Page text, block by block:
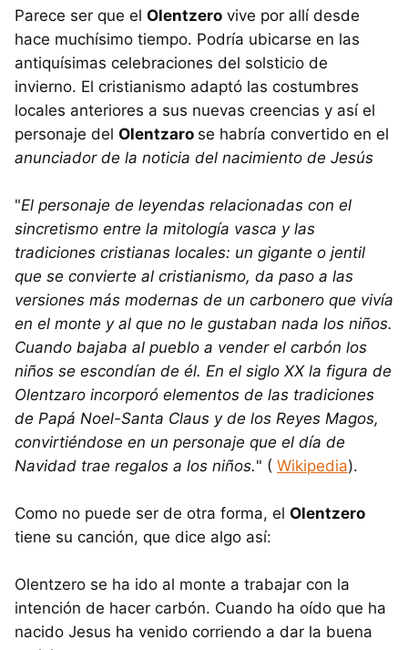
Parece ser que el Olentzero vive por allí desde
hace muchísimo tiempo. Podría ubicarse en las
antiquísimas celebraciones del solsticio de
invierno. El cristianismo adaptó las costumbres
locales anteriores a sus nuevas creencias y así el
personaje del Olentzaro se habría convertido en el
anunciador de la noticia del nacimiento de Jesús
"El personaje de leyendas relacionadas con el
sincretismo entre la mitología vasca y las
tradiciones cristianas locales: un gigante o jentil
que se convierte al cristianismo, da paso a las
versiones más modernas de un carbonero que vivía
en el monte y al que no le gustaban nada los niños.
Cuando bajaba al pueblo a vender el carbón los
niños se escondían de él. En el siglo XX la figura de
Olentzaro incorporó elementos de las tradiciones
de Papá Noel-Santa Claus y de los Reyes Magos,
convirtiéndose en un personaje que el día de
Navidad trae regalos a los niños." ( Wikipedia).
Como no puede ser de otra forma, el Olentzero
tiene su canción, que dice algo así:
Olentzero se ha ido al monte a trabajar con la
intención de hacer carbón. Cuando ha oído que ha
nacido Jesus ha venido corriendo a dar la buena